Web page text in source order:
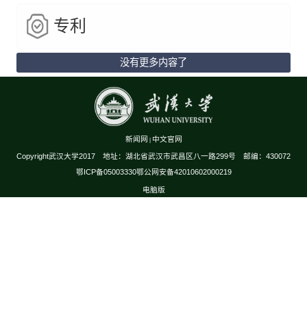
专利
没有更多内容了
新闻网 | 中文官网
Copyright武汉大学2017 地址：湖北省武汉市武昌区八一路299号 邮编：430072
鄂ICP备05003330鄂公网安备42010602000219
电脑版